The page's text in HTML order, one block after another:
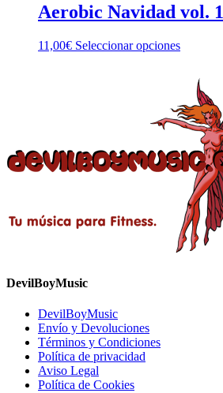
Aerobic Navidad vol. 1
11,00€ Seleccionar opciones
DevilBoyMusic
DevilBoyMusic
Envío y Devoluciones
Términos y Condiciones
Política de privacidad
Aviso Legal
Política de Cookies